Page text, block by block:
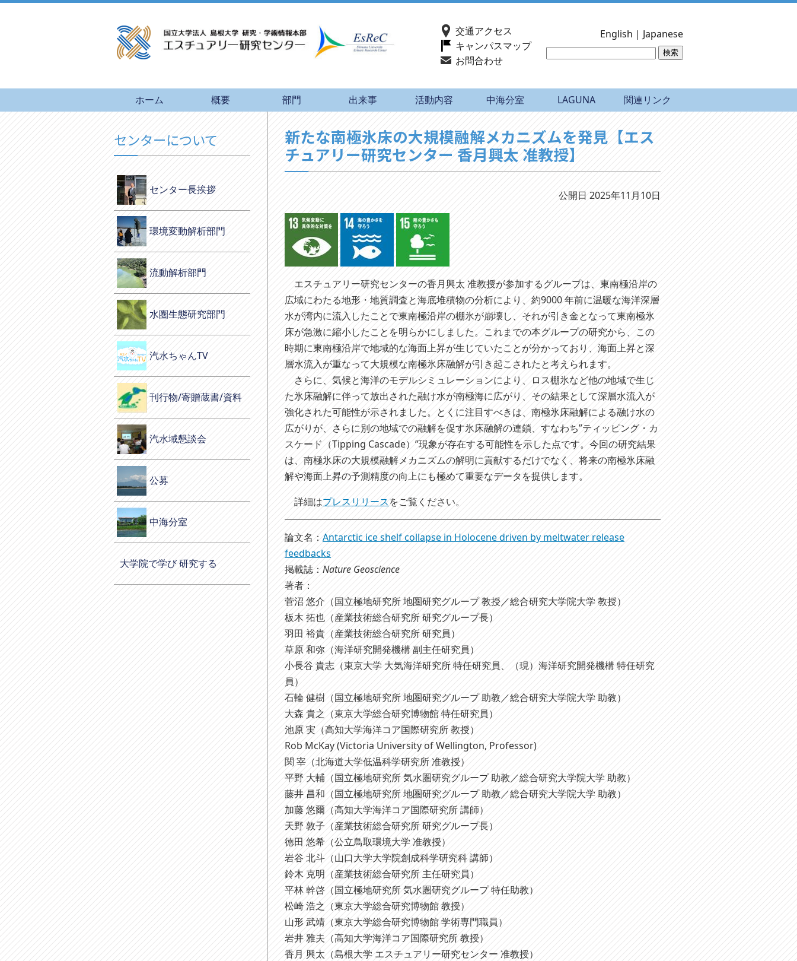
交通アクセス
キャンパスマップ
お問合わせ
English | Japanese
ホーム 概要 部門 出来事 活動内容 中海分室 LAGUNA 関連リンク
新たな南極氷床の大規模融解メカニズムを発見【エス
チュアリー研究センター 香月興太 准教授】
公開日 2025年11月10日
エスチュアリー研究センターの香月興太 准教授が参加するグループは、東南極沿岸の
広域にわたる地形・地質調査と海底堆積物の分析により、約9000 年前に温暖な海洋深層
水が湾内に流入したことで東南極沿岸の棚氷が崩壊し、それが引き金となって東南極氷
床が急激に縮小したことを明らかにしました。これまでの本グループの研究から、この
時期に東南極沿岸で地域的な海面上昇が生じていたことが分かっており、海面上昇と深
層水流入が重なって大規模な南極氷床融解が引き起こされたと考えられます。
さらに、気候と海洋のモデルシミュレーションにより、ロス棚氷など他の地域で生じ
た氷床融解に伴って放出された融け水が南極海に広がり、その結果として深層水流入が
強化された可能性が示されました。とくに注目すべきは、南極氷床融解による融け水の
広がりが、さらに別の地域での融解を促す氷床融解の連鎖、すなわち”ティッピング・カ
スケード（Tipping Cascade）”現象が存在する可能性を示した点です。今回の研究結果
は、南極氷床の大規模融解メカニズムの解明に貢献するだけでなく、将来の南極氷床融
解や海面上昇の予測精度の向上にも極めて重要なデータを提供します。
詳細はプレスリリースをご覧ください。
論文名：Antarctic ice shelf collapse in Holocene driven by meltwater release
feedbacks
掲載誌：Nature Geoscience
著者：
菅沼 悠介（国立極地研究所 地圏研究グループ 教授／総合研究大学院大学 教授）
板木 拓也（産業技術総合研究所 研究グループ長）
羽田 裕貴（産業技術総合研究所 研究員）
草原 和弥（海洋研究開発機構 副主任研究員）
小長谷 貴志（東京大学 大気海洋研究所 特任研究員、（現）海洋研究開発機構 特任研究
員）
石輪 健樹（国立極地研究所 地圏研究グループ 助教／総合研究大学院大学 助教）
大森 貴之（東京大学総合研究博物館 特任研究員）
池原 実（高知大学海洋コア国際研究所 教授）
Rob McKay (Victoria University of Wellington, Professor)
関 宰（北海道大学低温科学研究所 准教授）
平野 大輔（国立極地研究所 気水圏研究グループ 助教／総合研究大学院大学 助教）
藤井 昌和（国立極地研究所 地圏研究グループ 助教／総合研究大学院大学 助教）
加藤 悠爾（高知大学海洋コア国際研究所 講師）
天野 敦子（産業技術総合研究所 研究グループ長）
徳田 悠希（公立鳥取環境大学 准教授）
岩谷 北斗（山口大学大学院創成科学研究科 講師）
鈴木 克明（産業技術総合研究所 主任研究員）
平林 幹啓（国立極地研究所 気水圏研究グループ 特任助教）
松崎 浩之（東京大学総合研究博物館 教授）
山形 武靖（東京大学総合研究博物館 学術専門職員）
岩井 雅夫（高知大学海洋コア国際研究所 教授）
香月 興太（島根大学 エスチュアリー研究センター 准教授）
センターについて
センター長挨拶
環境変動解析部門
流動解析部門
水圏生態研究部門
汽水ちゃんTV
刊行物/寄贈蔵書/資料
汽水域懇談会
公募
中海分室
大学院で学び 研究する